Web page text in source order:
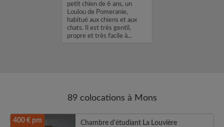
petit chien de 6 ans, un
Loulou de Pomeranie,
habitué aux chiens et aux
chats. Il est très gentil,
propre et très facile à...
89 colocations à Mons
400 € pm
Chambre d'étudiant La Louvière